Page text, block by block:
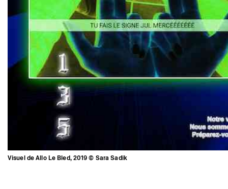
Visuel de Allo Le Bled, 2019 © Sara Sadik
Arthur Eskenazi, Ideal Corpus,
performance, 2019, Festival Do
Disturb, Palais de Tokyo, Paris ©
Ayka Lux